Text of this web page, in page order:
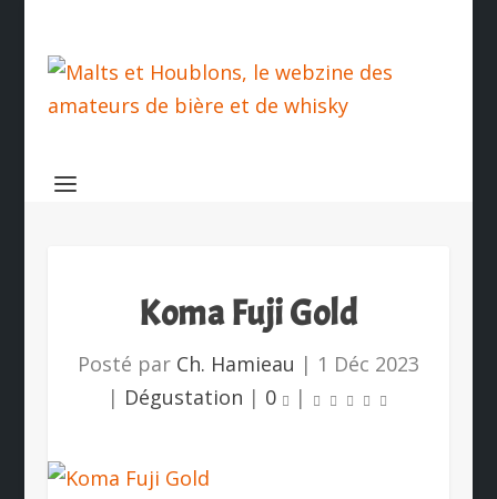
Koma Fuji Gold
Posté par Ch. Hamieau | 1 Déc 2023
| Dégustation | 0 |